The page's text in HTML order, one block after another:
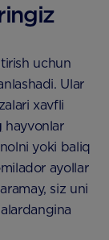
uchun
Ular
xavfli
hayvonlar
yoki baliq
ayollar
siz uni